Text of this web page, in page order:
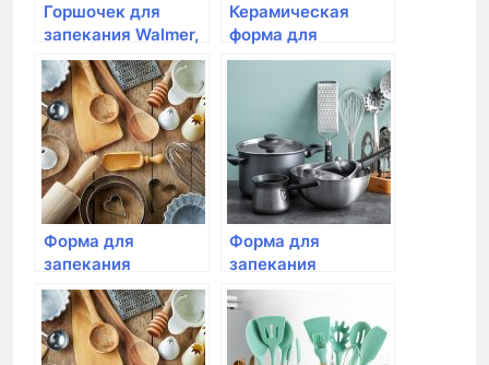
Горшочек для
запекания Walmer,
IRON-BLACK 200мл
Керамическая
форма для
запекания с 2мя
ручками Inhouse,
CUCINA 28×16.5×6
Форма для
запекания
овальная, Emile
Henry, 34,5 см
(цвет: крем)
Форма для
запекания
прямоугольная,Emile
Henry, 42×27 см
цвет: крем